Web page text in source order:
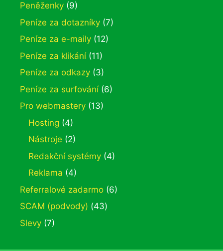
Peněženky (9)
Peníze za dotazníky (7)
Peníze za e-maily (12)
Peníze za klikání(11)
Peníze za odkazy (3)
Peníze za surfování(6)
Pro webmastery (13)
Hosting (4)
Nástroje (2)
Redakční systémy (4)
Reklama (4)
Referralové zadarmo (6)
SCAM (podvody) (43)
Slevy (7)